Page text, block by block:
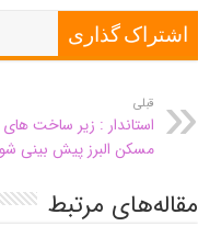
اشتراک گذاری
قبلی
استاندار : زیر ساخت های
مسکن البرز پیش بینی
مقاله‌های مرتبط